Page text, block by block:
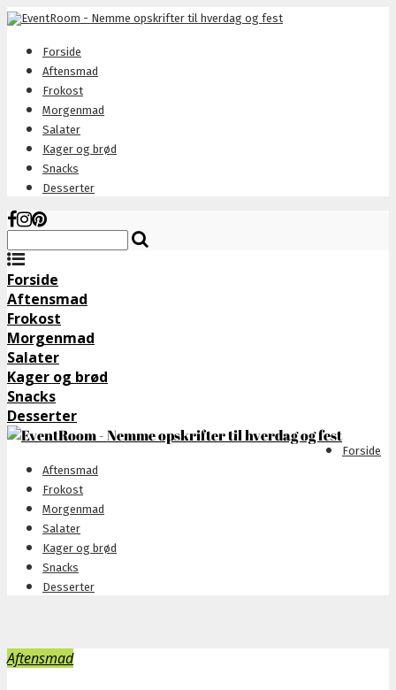
Forside
Aftensmad
Frokost
Morgenmad
Salater
Kager og brød
Snacks
Desserter
Forside
Aftensmad
Frokost
Morgenmad
Salater
Kager og brød
Snacks
Desserter
Forside
Aftensmad
Frokost
Morgenmad
Salater
Kager og brød
Snacks
Desserter
Aftensmad